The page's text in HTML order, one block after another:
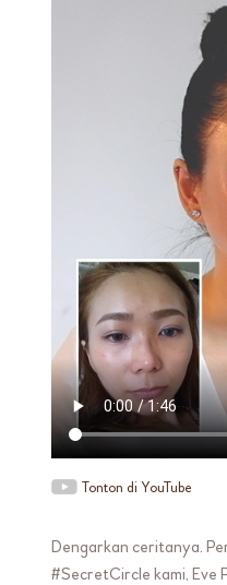
Tonton di YouTube
Dengarkan ceritanya.
#SecretCircle kami, Eve